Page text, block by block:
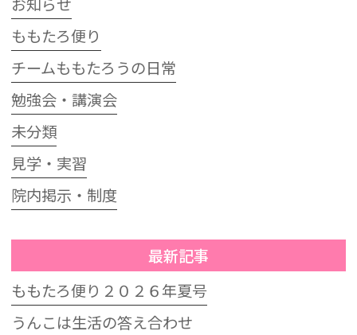
ももたろ便り
チームももたろうの日常
勉強会・講演会
未分類
見学・実習
院内掲示・制度
最新記事
ももたろ便り２０２６年夏号
うんこは生活の答え合わせ